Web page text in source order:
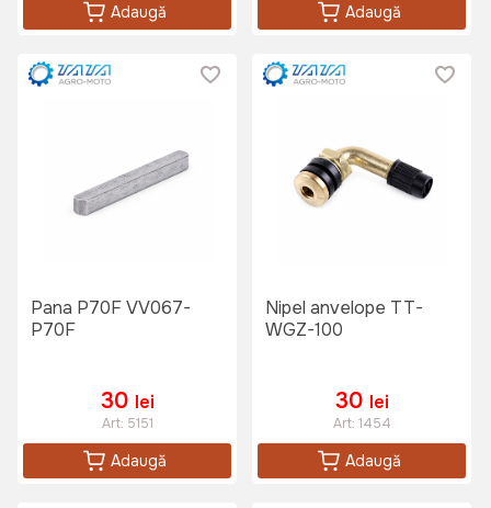
Adaugă Adaugă
Pana P70F VV067-
P70F
30 lei
Art: 5151
Adaugă
Nipel anvelope TT-
WGZ-100
30 lei
Art: 1454
Adaugă